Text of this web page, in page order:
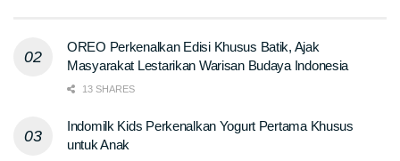
OREO Perkenalkan Edisi Khusus Batik, Ajak
Masyarakat Lestarikan Warisan Budaya Indonesia
13 SHARES
Indomilk Kids Perkenalkan Yogurt Pertama Khusus
untuk Anak